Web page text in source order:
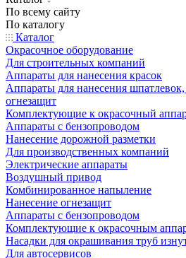
По всему сайту
По каталогу
Каталог
Окрасочное оборудование
Для строительных компаний
Аппараты для нанесения красок
Аппараты для нанесения
огнезащит
Комплектующие к окрасочный
Аппараты с бензопроводом
Нанесение дорожной разметки
Для производственных компаний
Электрические аппараты
Воздушный привод
Комбинированное напыление
Нанесение огнезащит
Аппараты с бензопроводом
Комплектующие к окрасочным
Насадки для окрашивания труб
Для автосервисов